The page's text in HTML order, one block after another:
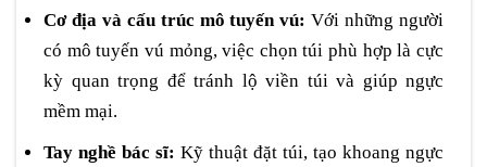
Cơ địa và cấu trúc mô tuyến vú: Với những người
có mô tuyến vú mỏng, việc chọn túi phù hợp là cực
kỳ quan trọng để tránh lộ viền túi và giúp ngực
mềm mại.
Tay nghề bác sĩ: Kỹ thuật đặt túi, tạo khoang ngực